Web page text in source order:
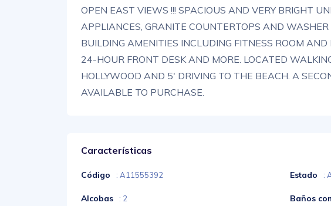
OPEN EAST VIEWS !!! SPACIOUS AND VERY BRIGHT
APPLIANCES, GRANITE COUNTERTOPS AND
BUILDING AMENITIES INCLUDING FITNESS ROOM AND
24-HOUR FRONT DESK AND MORE. LOCATED
HOLLYWOOD AND 5' DRIVING TO THE BEACH. A
AVAILABLE TO PURCHASE.
Características
Código : A11555392 Estado :
Alcobas : 2 Baños